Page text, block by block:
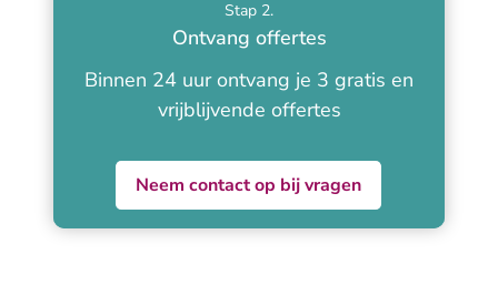
Stap 2.
Ontvang offertes
Binnen 24 uur ontvang je 3 gratis en
vrijblijvende offertes
Neem contact op bij vragen